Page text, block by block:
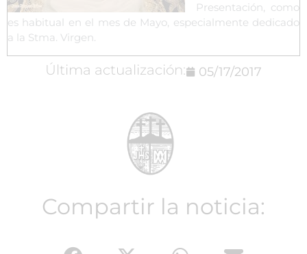
Presentación, como
es habitual en el mes de Mayo, especialmente dedicado
a la Stma. Virgen.
Última actualización: 05/17/2017
Compartir la noticia: